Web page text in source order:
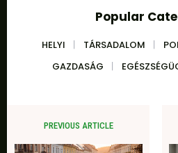
Popular
HELYI TÁRSADALOM
GAZDASÁG
PREVIOUS ARTICLE